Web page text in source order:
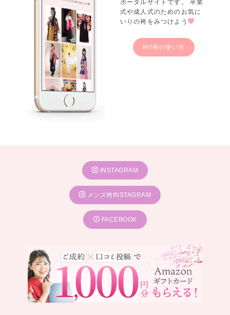
ポータルサイトです。 卒業
式や成人式のためのお気に
いりの袴をみつけよう
MY袴の使い方
INSTAGRAM
メンズ袴INSTAGRAM
FACEBOOK